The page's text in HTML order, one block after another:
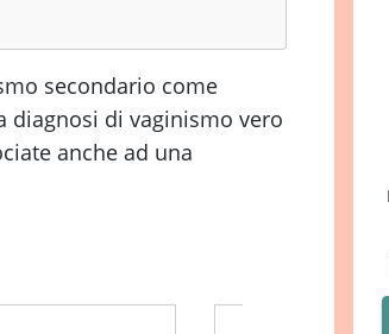
secondario come
diagnosi di vaginismo vero
anche ad una